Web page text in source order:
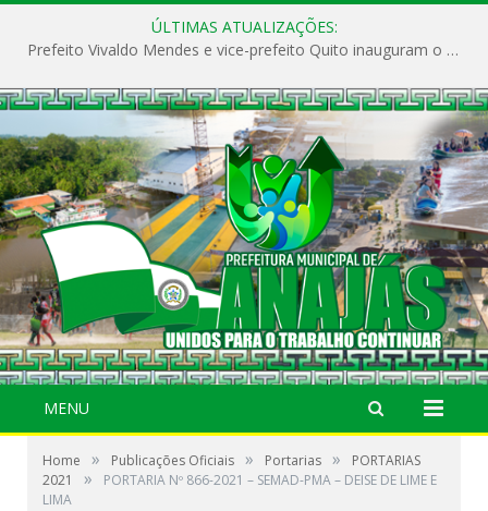
ÚLTIMAS ATUALIZAÇÕES:
Prefeito Vivaldo Mendes e vice-prefeito Quito inauguram o CAPS e fortalecem a saúde pública em Anajás.
MENU
Home » Publicações Oficiais » Portarias »
PORTARIAS
2021
»
PORTARIA Nº 866-2021 – SEMAD-PMA – DEISE DE LIME E
LIMA